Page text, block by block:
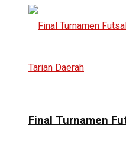
Final Turnamen